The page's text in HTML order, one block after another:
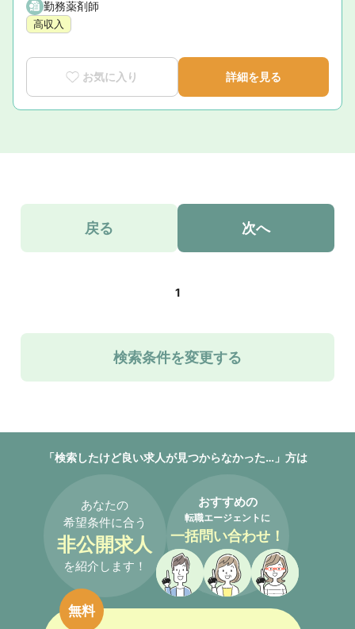
勤務薬剤師
高収入
お気に入り 詳細を見る
戻る 次へ
1
検索条件を変更する
「検索したけど良い求人が見つからなかった…」方は
あなたの
希望条件に合う
非公開求人
を紹介します！
おすすめの
転職エージェントに
一括問い合わせ！
無料